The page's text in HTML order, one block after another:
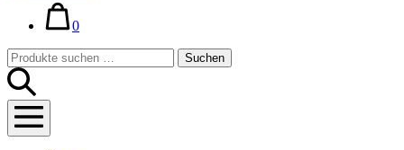
Warenkorb
0im
Suche-
Schalter
Suchen
nach:
Suchen
Menü-
Schalter